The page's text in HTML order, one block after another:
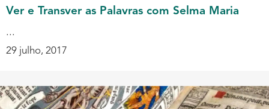
Ver e Transver as Palavras com Selma Maria
...
29 julho, 2017